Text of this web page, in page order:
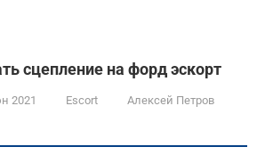
сцепление на форд эскорт
2021 Escort Алексей Петров